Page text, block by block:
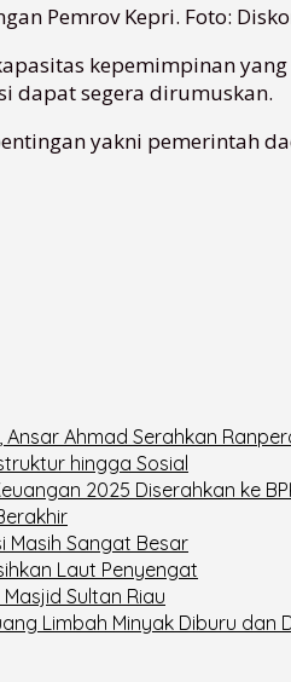
Pemrov Kepri. Foto:
kepemimpinan
dapat segera dirumuskan.
yakni pemerintah
Ahmad Serahkan
hingga Sosial
2025 Diserahkan ke
Masih Sangat Besar
Laut Penyengat
Sultan Riau
Limbah Minyak Diburu dan